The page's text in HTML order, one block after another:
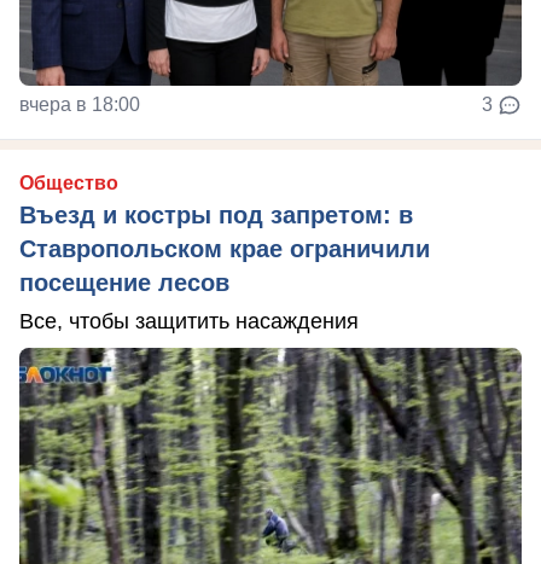
вчера в 18:00 3
Общество
Въезд и костры под запретом: в
Ставропольском крае ограничили
посещение лесов
Все, чтобы защитить насаждения